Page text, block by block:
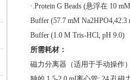
·.Protein G Beads (悬浮在 10
Buffer (57.7 mM Na2HPO4,42.3
Buffer (1.0 M Tris-HCl, pH 9.0)
所需耗材：
磁力分离器（适用于手动操作